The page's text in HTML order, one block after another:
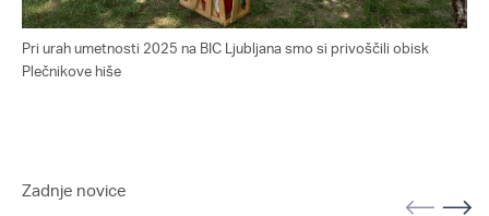
Pri urah umetnosti 2025 na BIC Ljubljana smo si privoščili obisk
Plečnikove hiše
Zadnje novice